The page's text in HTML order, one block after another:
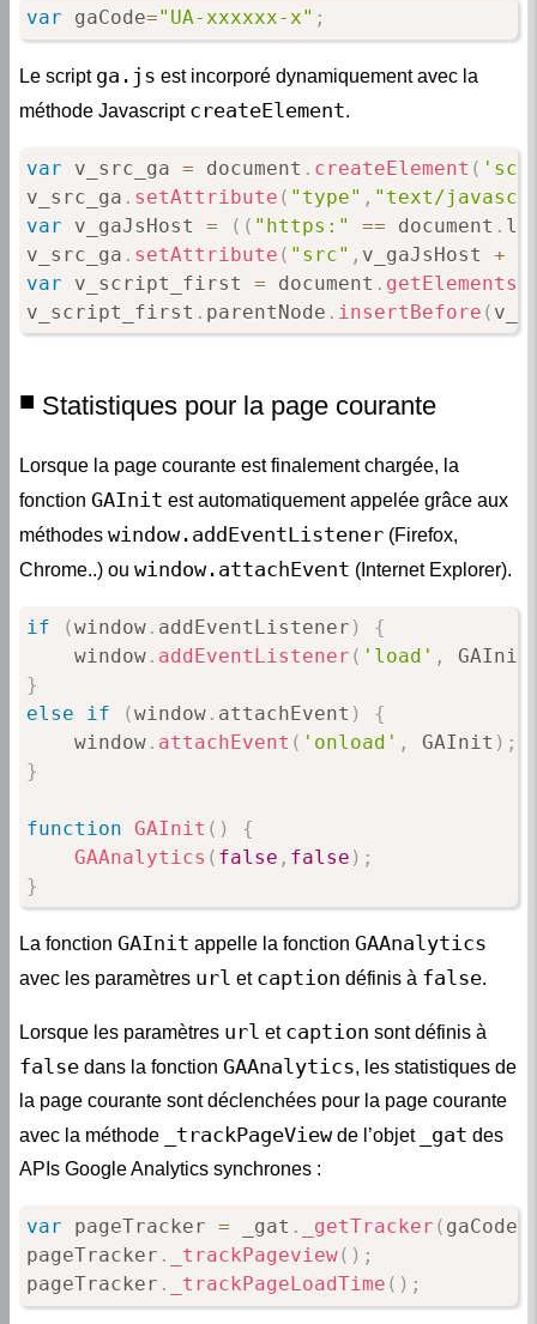
var gaCode="UA-xxxxxx-x" ;
Le script ga.js est incorporé dynamiquement avec la
méthode Javascript createElement.
var v_src_ga = document . createElement (
v_src_ga . setAttribute ( "type" , "text/
var v_gaJsHost = ( ( "https:" == document .
v_src_ga . setAttribute ( "src" , v_gaJsHost +
var v_script_first = document .
v_script_first . parentNode . insertBefore (
Statistiques pour la page courante
Lorsque la page courante est finalement chargée, la
fonction GAInit est automatiquement appelée grâce aux
méthodes window.addEventListener (Firefox,
Chrome..) ou window.attachEvent (Internet Explorer).
if (window. addEventListener )
{
    window
. addEventListener ( 'load' , GAInit
}
else
if (window. attachEvent )
{
    window
. attachEvent ( 'onload' , GAInit ) ;
}
function GAInit ( )
{
GAAnalytics ( false , false ) ;
}
La fonction GAInit appelle la fonction GAAnalytics
avec les paramètres url et caption définis à false.
Lorsque les paramètres url et caption sont définis à
false dans la fonction GAAnalytics, les statistiques de
la page courante sont déclenchées pour la page courante
avec la méthode
_trackPageViewde l’objet _gat des
APIs Google Analytics synchrones :
var pageTracker = _gat . _getTracker ( gaCode
pageTracker . _trackPageview( ) ;
pageTracker . _trackPageLoadTime ( ) ;